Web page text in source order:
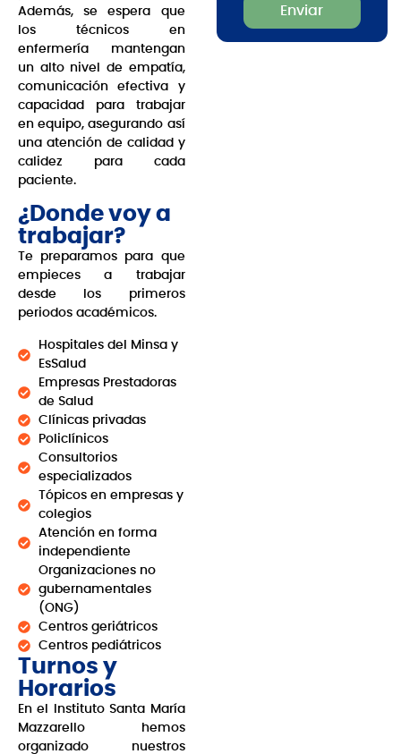
Además, se espera que
los técnicos en
enfermería mantengan
un alto nivel de empatía,
comunicación efectiva y
capacidad para trabajar
en equipo, asegurando así
una atención de calidad y
calidez para cada
paciente.
¿Donde voy a
trabajar?
Te preparamos para que
empieces a trabajar
desde los primeros
periodos académicos.
Hospitales del Minsa y
EsSalud
Empresas Prestadoras
de Salud
Clínicas privadas
Policlínicos
Consultorios
especializados
Tópicos en empresas y
colegios
Atención en forma
independiente
Organizaciones no
gubernamentales
(ONG)
Centros geriátricos
Centros pediátricos
Turnos y
Horarios
En el Instituto Santa María
Mazzarello hemos
organizado nuestros
Enviar